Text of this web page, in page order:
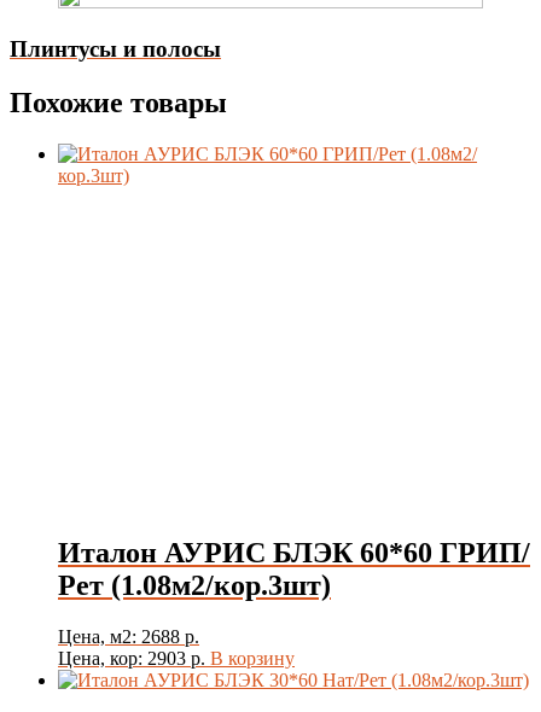
Плинтусы и полосы
Похожие товары
Италон АУРИС БЛЭК 60*60 ГРИП/
Рет (1.08м2/кор.3шт)
Цена, м2: 2688 р.
Цена, кор: 2903 р. В корзину